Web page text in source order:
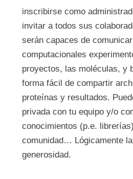
inscribirse como
invitar a todos sus
serán capaces de
computacionales
proyectos, las moléculas, y
forma fácil de compartir
proteínas y resultados.
privada con tu equipo y/o
conocimientos (p.e.
comunidad… Lógicamente
generosidad.